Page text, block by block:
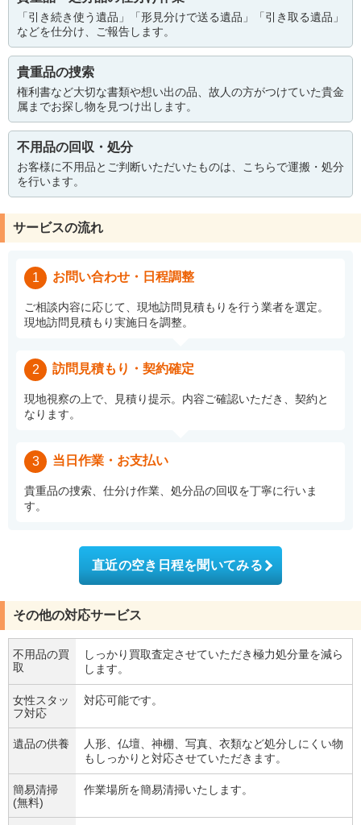
「引き続き使う遺品」「形見分けで送る遺品」「引き取る遺品」
などを仕分け、ご報告します。
貴重品の捜索
権利書など大切な書類や想い出の品、故人の方がつけていた貴金
属までお探し物を見つけ出します。
不用品の回収・処分
お客様に不用品とご判断いただいたものは、こちらで運搬・処分
を行います。
サービスの流れ
1 お問い合わせ・日程調整
ご相談内容に応じて、現地訪問見積もりを行う業者を選定。
現地訪問見積もり実施日を調整。
2 訪問見積もり・契約確定
現地視察の上で、見積り提示。内容ご確認いただき、契約と
なります。
3 当日作業・お支払い
貴重品の捜索、仕分け作業、処分品の回収を丁寧に行いま
す。
直近の空き日程を聞いてみる
その他の対応サービス
不用品の買
取
しっかり買取査定させていただき極力処分量を減ら
します。
女性スタッ
フ対応
対応可能です。
遺品の供養
人形、仏壇、神棚、写真、衣類など処分しにくい物
もしっかりと対応させていただきます。
簡易清掃
(無料)
作業場所を簡易清掃いたします。